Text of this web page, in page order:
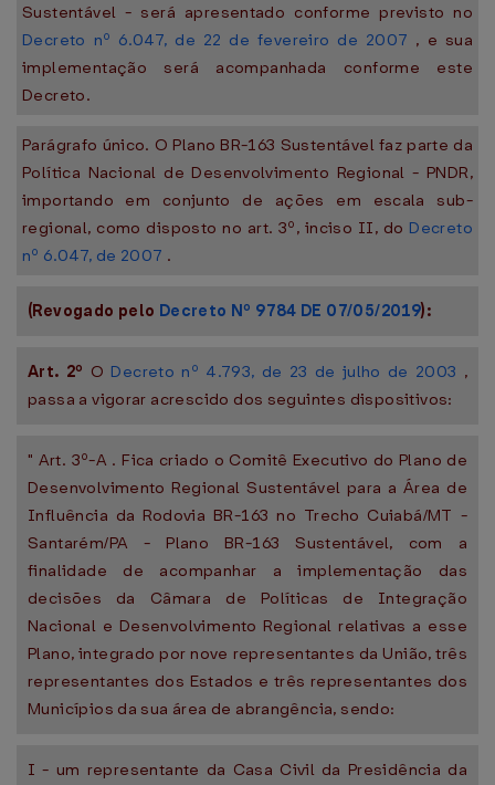
Sustentável - será apresentado conforme previsto no
Decreto nº 6.047, de 22 de fevereiro de 2007 , e sua
implementação será acompanhada conforme este
Decreto.
Parágrafo único. O Plano BR-163 Sustentável faz parte da
Política Nacional de Desenvolvimento Regional - PNDR,
importando em conjunto de ações em escala sub-
regional, como disposto no art. 3º, inciso II, do Decreto
nº 6.047, de 2007 .
(Revogado pelo Decreto Nº 9784 DE 07/05/2019):
Art. 2º O Decreto nº 4.793, de 23 de julho de 2003 ,
passa a vigorar acrescido dos seguintes dispositivos:
" Art. 3º-A . Fica criado o Comitê Executivo do Plano de
Desenvolvimento Regional Sustentável para a Área de
Influência da Rodovia BR-163 no Trecho Cuiabá/MT -
Santarém/PA - Plano BR-163 Sustentável, com a
finalidade de acompanhar a implementação das
decisões da Câmara de Políticas de Integração
Nacional e Desenvolvimento Regional relativas a esse
Plano, integrado por nove representantes da União, três
representantes dos Estados e três representantes dos
Municípios da sua área de abrangência, sendo:
I - um representante da Casa Civil da Presidência da